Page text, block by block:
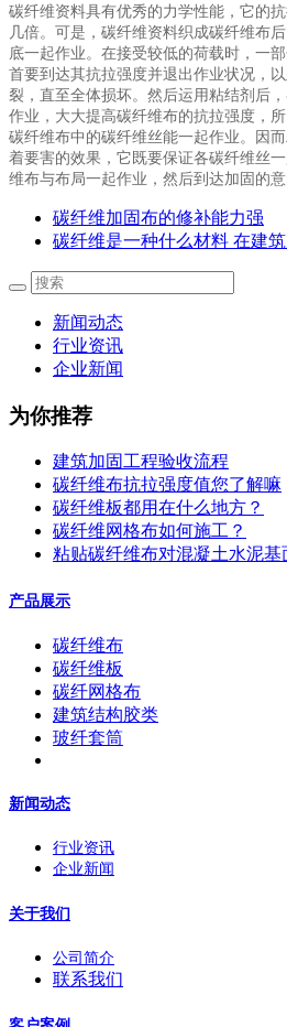
碳纤维资料具有优秀的力学性能，它的
几倍。可是，碳纤维资料织成碳纤维布
底一起作业。在接受较低的荷载时，一
首要到达其抗拉强度并退出作业状况，
裂，直至全体损坏。然后运用粘结剂后
作业，大大提高碳纤维布的抗拉强度，
碳纤维布中的碳纤维丝能一起作业。因
着要害的效果，它既要保证各碳纤维丝
维布与布局一起作业，然后到达加固的意
碳纤维加固布的修补能力强
碳纤维是一种什么材料 在建
新闻动态
行业资讯
企业新闻
为你推荐
建筑加固工程验收流程
碳纤维布抗拉强度值您了解嘛
碳纤维板都用在什么地方？
碳纤维网格布如何施工？
粘贴碳纤维布对混凝土水泥基
产品展示
碳纤维布
碳纤维板
碳纤网格布
建筑结构胶类
玻纤套筒
新闻动态
行业资讯
企业新闻
关于我们
公司简介
联系我们